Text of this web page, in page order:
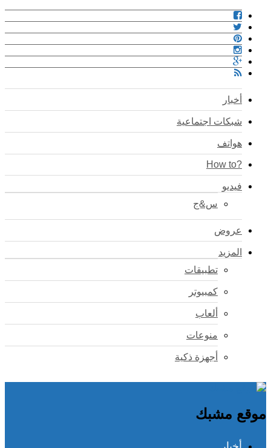
أخبار
شبكات اجتماعية
هواتف
?How to
فيديو
س&ج
عروض
المزيد
تطبيقات
كمبيوتر
ألعاب
منوعات
أجهزة ذكية
موقع مشبك